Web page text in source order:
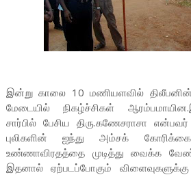
இன்று காலை 10 மணியளவில்
மேடையில் நிகழ்ச்சிகள்
சார்பில் பேசிய திரு.கணேசராசா
புலிகளின் ஐந்து அம்சக்
உண்ணாவிரதத்தை முடித்து வைக்க
இதனால் ஏற்படப்போகும்